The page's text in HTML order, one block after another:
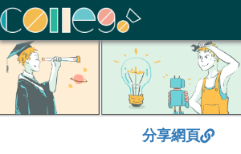
ColleGo! 大學選才與高中育才輔助系統
分享網頁